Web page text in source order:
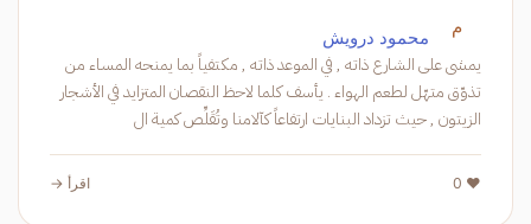
م محمود درويش
يمشى على الشارع ذاته , في الموعد ذاته , مكتفياً بما يمنحه المساء من
تذوّق متهّل لطعم الهواء . يأسف كلما لاحظ النقصان المتزايد في الأشجار
الزيتون , حيث تزداد البنايات ارتفاعاً كآلامنا وتُقَلِّص كمية ال
❤️ 0 اقرأ →